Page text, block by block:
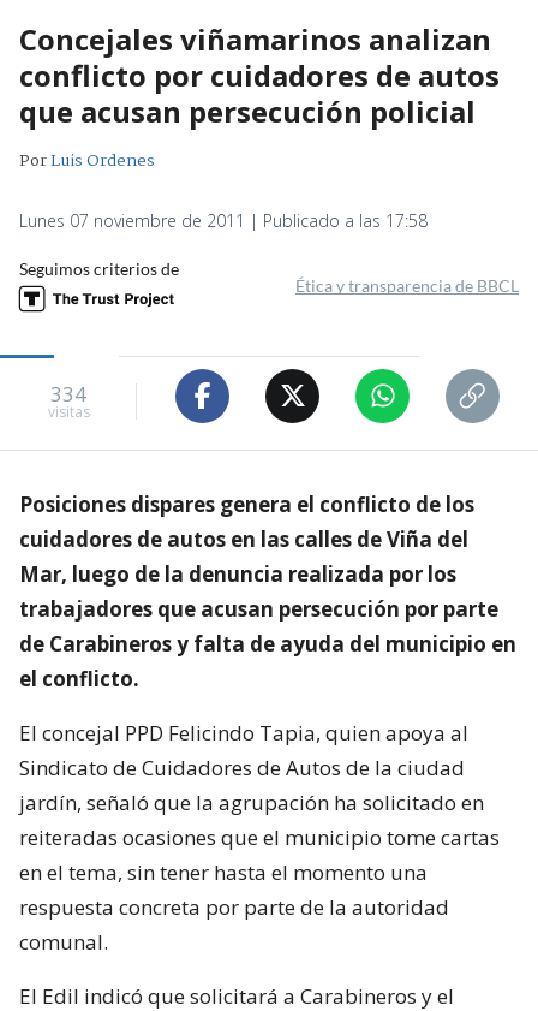
Concejales viñamarinos analizan
conflicto por cuidadores de autos
que acusan persecución policial
PorLuis Ordenes
Lunes 07 noviembre de 2011 | Publicado a las 17:58
Seguimos criterios de
Ética y transparencia de BBCL
334
visitas
Posiciones dispares genera el conflicto de los
cuidadores de autos en las calles de Viña del
Mar, luego de la denuncia realizada por los
trabajadores que acusan persecución por parte
de Carabineros y falta de ayuda del municipio en
el conflicto.
El concejal PPD Felicindo Tapia, quien apoya al
Sindicato de Cuidadores de Autos de la ciudad
jardín, señaló que la agrupación ha solicitado en
reiteradas ocasiones que el municipio tome cartas
en el tema, sin tener hasta el momento una
respuesta concreta por parte de la autoridad
comunal.
El Edil indicó que solicitará a Carabineros y el